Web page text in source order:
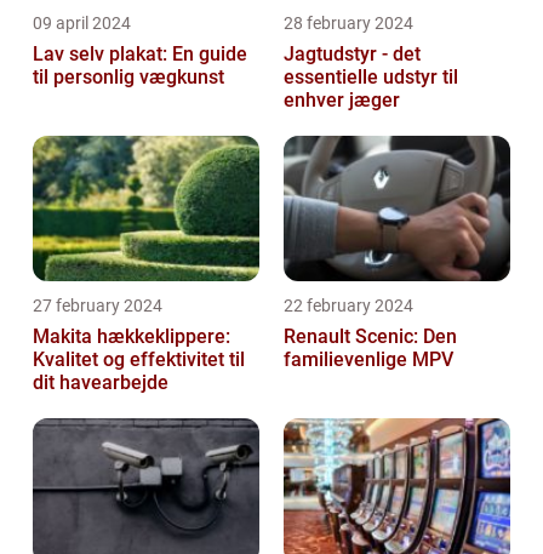
09 april 2024
Lav selv plakat: En guide
til personlig vægkunst
28 february 2024
Jagtudstyr - det
essentielle udstyr til
enhver jæger
27 february 2024
Makita hækkeklippere:
Kvalitet og effektivitet til
dit havearbejde
22 february 2024
Renault Scenic: Den
familievenlige MPV